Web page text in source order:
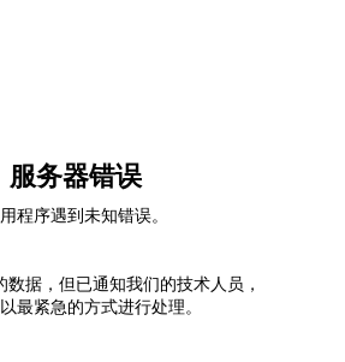
服务器错误
程序遇到未知错误。
数据，但已通知我们的技术人员，
最紧急的方式进行处理。